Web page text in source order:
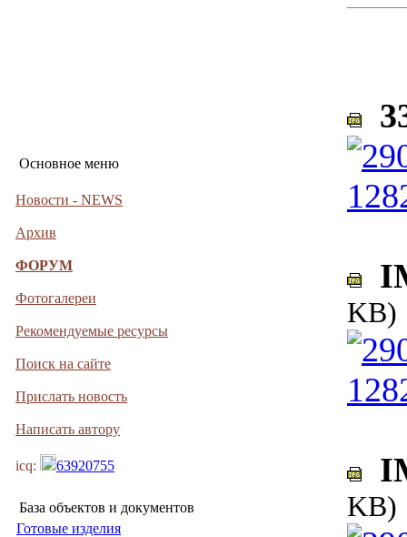
Основное меню
Новости - NEWS
Архив
ФОРУМ
Фотогалереи
Рекомендуемые ресурсы
Поиск на сайте
Прислать новость
Написать автору
icq: 63920755
База объектов и документов
Готовые изделия
KB)
KB)